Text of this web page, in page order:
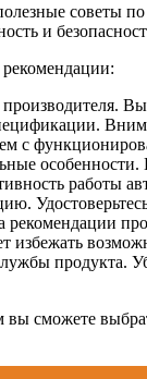
советы
и
с
работы
избежать
продукта.
сможете